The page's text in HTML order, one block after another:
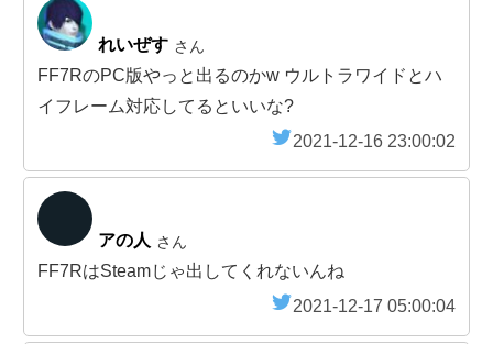
れいぜす さん
FF7RのPC版やっと出るのかw ウルトラワイドとハ
イフレーム対応してるといいな?
2021-12-16 23:00:02
アの人 さん
FF7RはSteamじゃ出してくれないんね
2021-12-17 05:00:04